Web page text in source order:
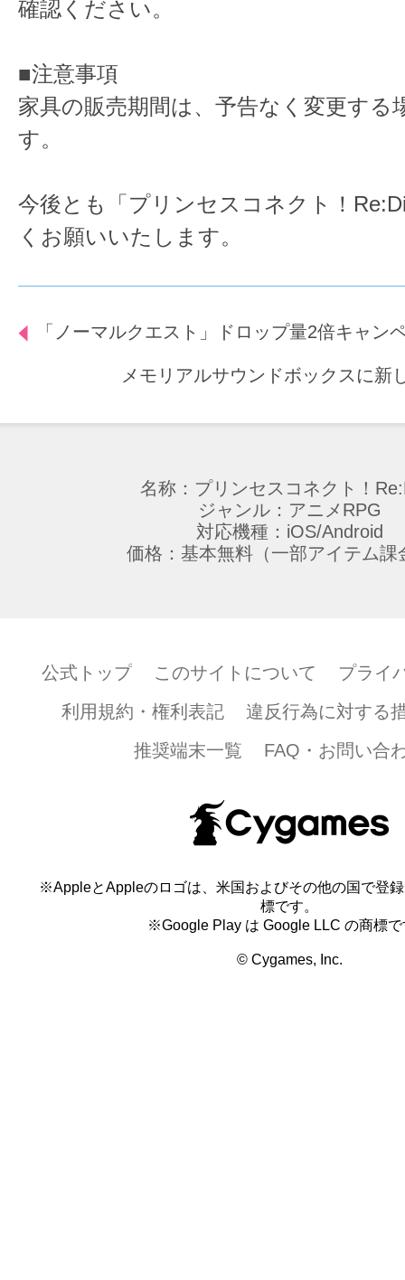
確認ください。
■注意事項
家具の販売期間は、予告なく変更する
す。
今後とも「プリンセスコネクト！
くお願いいたします。
「ノーマルクエスト」ドロップ量2倍キャン
メモリアルサウンドボックスに新
名称：プリンセスコネクト！
ジャンル：アニメRPG
対応機種：iOS/Android
価格：基本無料（一部アイテム課
公式トップ このサイトについて
プライ
利用規約・権利表記
違反行為に対する
推奨端末一覧
FAQ・お問い合
※AppleとAppleのロゴは、米国およびその他の国で登
標です。
※Google Play は Google LLC の商標で
© Cygames, Inc.